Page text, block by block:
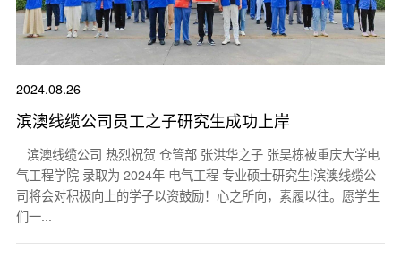
2024.08.26
滨澳线缆公司员工之子研究生成功上岸
滨澳线缆公司 热烈祝贺 仓管部 张洪华之子 张昊栋被重庆大学电
气工程学院 录取为 2024年 电气工程 专业硕士研究生!滨澳线缆公
司将会对积极向上的学子以资鼓励！心之所向，素履以往。愿学生
们一...